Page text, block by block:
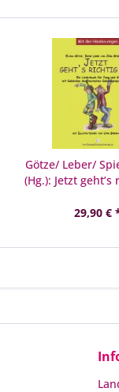
Götze/ Leber/
(Hg.): Jetzt
29,90 €